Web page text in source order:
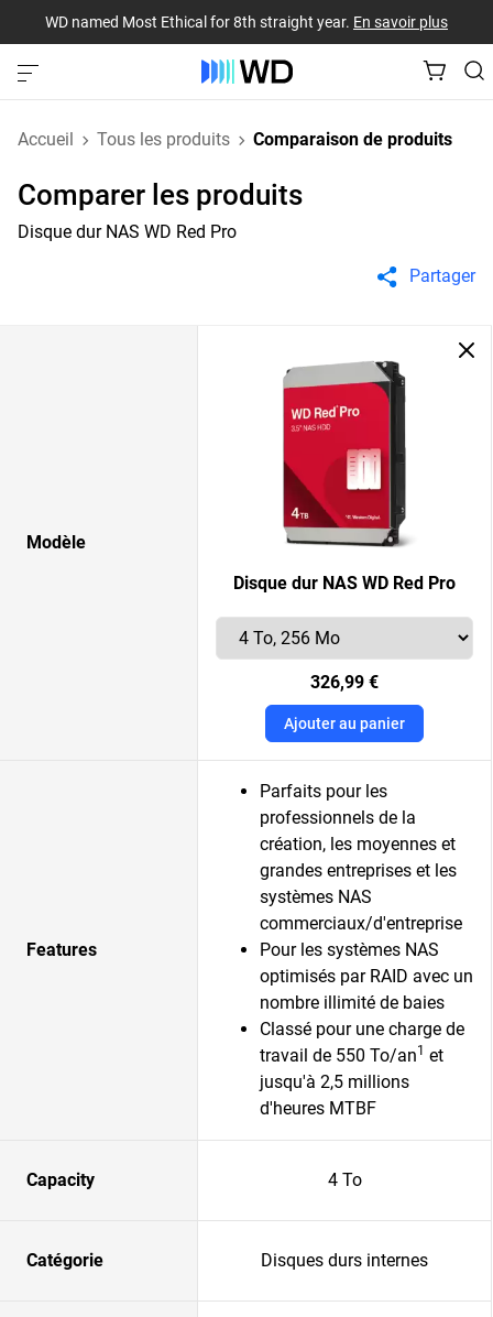
WD named Most Ethical for 8th straight year. En savoir plus
Accueil Tous les produits Comparaison de produits
Comparer les produits
Disque dur NAS WD Red Pro
Partager
Modèle
Disque dur NAS WD Red Pro
326,99 €
Ajouter au panier
Features
Parfaits pour les
professionnels de la
création, les moyennes et
grandes entreprises et les
systèmes NAS
commerciaux/d'entreprise
Pour les systèmes NAS
optimisés par RAID avec un
nombre illimité de baies
Classé pour une charge de
travail de 550 To/an1 et
jusqu'à 2,5 millions
d'heures MTBF
Capacity 4 To
Catégorie Disques durs internes